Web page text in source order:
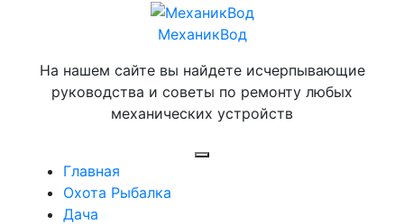
МеханикВод
На нашем сайте вы найдете исчерпывающие
руководства и советы по ремонту любых
механических устройств
Главная
Охота Рыбалка
Дача